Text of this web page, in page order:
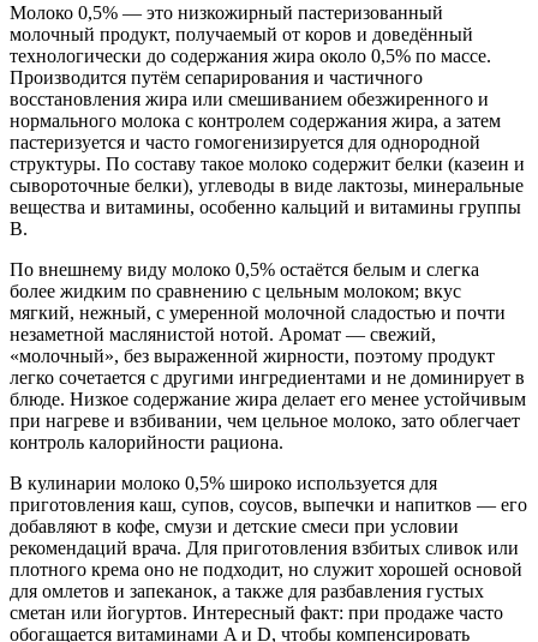
Молоко 0,5% — это низкожирный пастеризованный
молочный продукт, получаемый от коров и доведённый
технологически до содержания жира около 0,5% по массе.
Производится путём сепарирования и частичного
восстановления жира или смешиванием обезжиренного и
нормального молока с контролем содержания жира, а затем
пастеризуется и часто гомогенизируется для однородной
структуры. По составу такое молоко содержит белки (казеин и
сывороточные белки), углеводы в виде лактозы, минеральные
вещества и витамины, особенно кальций и витамины группы
B.
По внешнему виду молоко 0,5% остаётся белым и слегка
более жидким по сравнению с цельным молоком; вкус
мягкий, нежный, с умеренной молочной сладостью и почти
незаметной маслянистой нотой. Аромат — свежий,
«молочный», без выраженной жирности, поэтому продукт
легко сочетается с другими ингредиентами и не доминирует в
блюде. Низкое содержание жира делает его менее устойчивым
при нагреве и взбивании, чем цельное молоко, зато облегчает
контроль калорийности рациона.
В кулинарии молоко 0,5% широко используется для
приготовления каш, супов, соусов, выпечки и напитков — его
добавляют в кофе, смузи и детские смеси при условии
рекомендаций врача. Для приготовления взбитых сливок или
плотного крема оно не подходит, но служит хорошей основой
для омлетов и запеканок, а также для разбавления густых
сметан или йогуртов. Интересный факт: при продаже часто
обогащается витаминами A и D, чтобы компенсировать